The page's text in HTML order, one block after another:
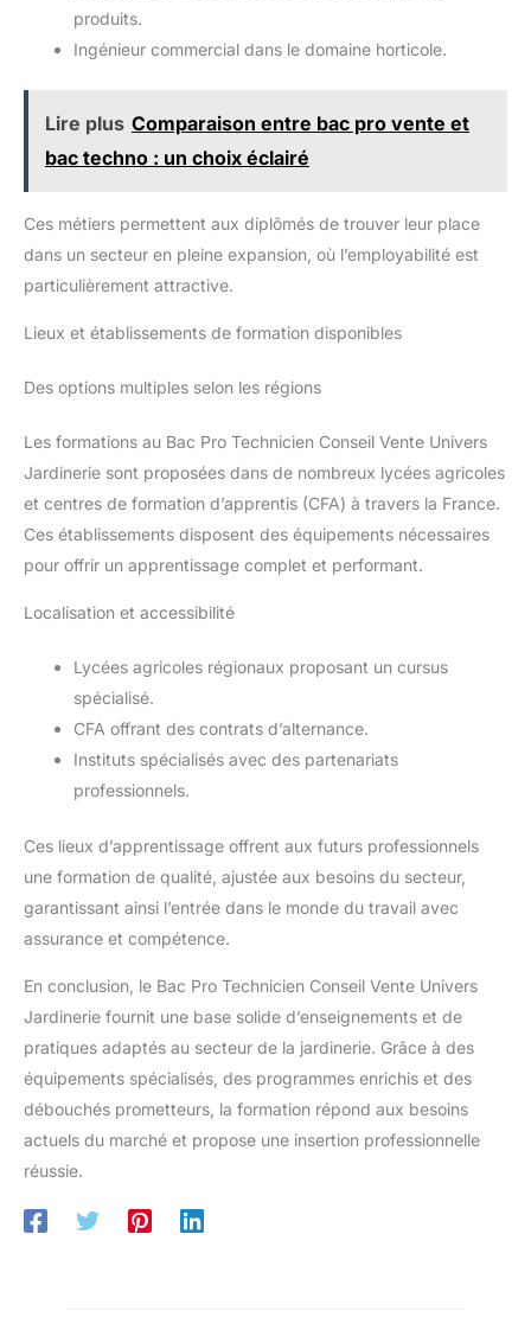
produits.
Ingénieur commercial dans le domaine horticole.
Lire plus Comparaison entre bac pro vente et
bac techno : un choix éclairé
Ces métiers permettent aux diplômés de trouver leur place
dans un secteur en pleine expansion, où l’employabilité est
particulièrement attractive.
Lieux et établissements de formation disponibles
Des options multiples selon les régions
Les formations au Bac Pro Technicien Conseil Vente Univers
Jardinerie sont proposées dans de nombreux lycées agricoles
et centres de formation d’apprentis (CFA) à travers la France.
Ces établissements disposent des équipements nécessaires
pour offrir un apprentissage complet et performant.
Localisation et accessibilité
Lycées agricoles régionaux proposant un cursus
spécialisé.
CFA offrant des contrats d’alternance.
Instituts spécialisés avec des partenariats
professionnels.
Ces lieux d’apprentissage offrent aux futurs professionnels
une formation de qualité, ajustée aux besoins du secteur,
garantissant ainsi l’entrée dans le monde du travail avec
assurance et compétence.
En conclusion, le Bac Pro Technicien Conseil Vente Univers
Jardinerie fournit une base solide d’enseignements et de
pratiques adaptés au secteur de la jardinerie. Grâce à des
équipements spécialisés, des programmes enrichis et des
débouchés prometteurs, la formation répond aux besoins
actuels du marché et propose une insertion professionnelle
réussie.